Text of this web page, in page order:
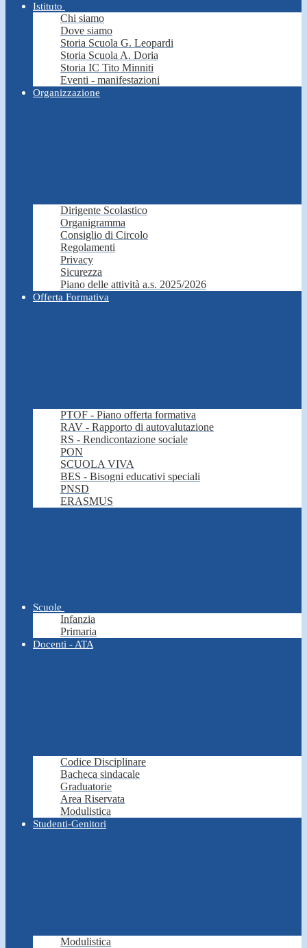
Istituto
Chi siamo
Dove siamo
Storia Scuola G. Leopardi
Storia Scuola A. Doria
Storia IC Tito Minniti
Eventi - manifestazioni
Organizzazione
Dirigente Scolastico
Organigramma
Consiglio di Circolo
Regolamenti
Privacy
Sicurezza
Piano delle attività a.s. 2025/2026
Offerta Formativa
PTOF - Piano offerta formativa
RAV - Rapporto di autovalutazione
RS - Rendicontazione sociale
PON
SCUOLA VIVA
BES - Bisogni educativi speciali
PNSD
ERASMUS
Scuole
Infanzia
Primaria
Docenti - ATA
Codice Disciplinare
Bacheca sindacale
Graduatorie
Area Riservata
Modulistica
Studenti-Genitori
Modulistica